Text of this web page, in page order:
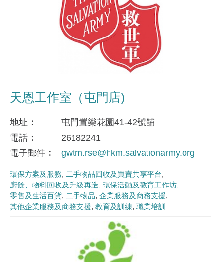
天恩工作室（屯門店)
地址
屯門置樂花園41-42號舖
電話
26182241
電子郵件
gwtm.rse@hkm.salvationarmy.org
環保方案及服務
二手物品回收及買賣共享平台
廚餘、物料回收及升級再造 環保活動及教育工作坊
零售及生活百貨 二手物品 企業服務及商務支援
其他企業服務及商務支援 教育及訓練 職業培訓